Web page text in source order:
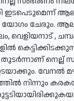
ഇടപെടുമെന്ന്
യോഗം ചേരും.
,
നെല്ല്
നിന്നും